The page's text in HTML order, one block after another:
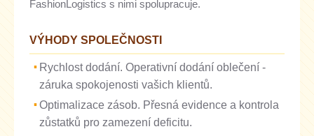
FashionLogistics s nimi spolupracuje.
VÝHODY SPOLEČNOSTI
Rychlost dodání. Operativní dodání oblečení -
záruka spokojenosti vašich klientů.
Optimalizace zásob. Přesná evidence a kontrola
zůstatků pro zamezení deficitu.